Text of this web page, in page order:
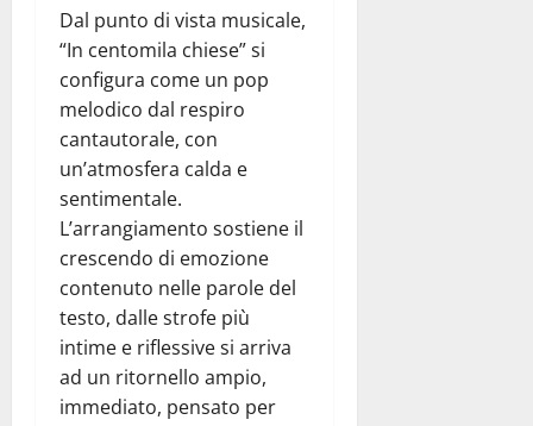
Dal punto di vista musicale,
“In centomila chiese” si
configura come un pop
melodico dal respiro
cantautorale, con
un’atmosfera calda e
sentimentale.
L’arrangiamento sostiene il
crescendo di emozione
contenuto nelle parole del
testo, dalle strofe più
intime e riflessive si arriva
ad un ritornello ampio,
immediato, pensato per